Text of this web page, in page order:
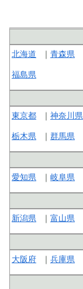
北海道
青森県
福島県
東京都
神奈川県
栃木県 群馬県
愛知県
岐阜県
新潟県
富山県
大阪府
兵庫県